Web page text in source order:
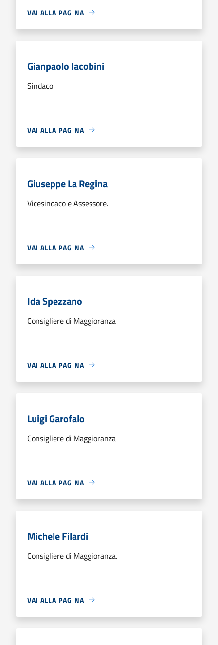
VAI ALLA PAGINA
Gianpaolo Iacobini
Sindaco
VAI ALLA PAGINA
Giuseppe La Regina
Vicesindaco e Assessore.
VAI ALLA PAGINA
Ida Spezzano
Consigliere di Maggioranza
VAI ALLA PAGINA
Luigi Garofalo
Consigliere di Maggioranza
VAI ALLA PAGINA
Michele Filardi
Consigliere di Maggioranza.
VAI ALLA PAGINA